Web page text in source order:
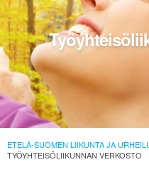
ETELÄ-SUOMEN LIIKUNTA JA
TYÖYHTEISÖLIIKUNNAN VERKOSTO